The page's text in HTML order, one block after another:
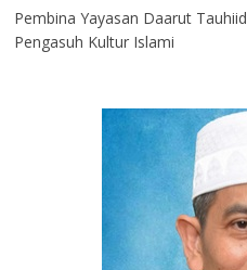
Pembina Yayasan Daarut Tauhiid
Pengasuh Kultur Islami